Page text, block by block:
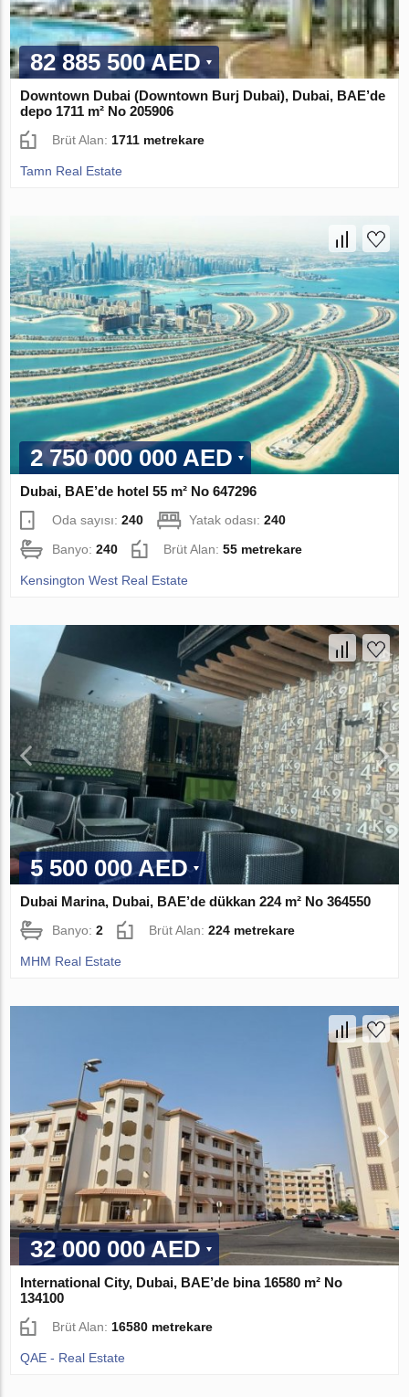
82 885 500 AED
Downtown Dubai (Downtown Burj Dubai), Dubai, BAE’de
depo 1711 m² No 205906
Brüt Alan: 1711 metrekare
Tamn Real Estate
2 750 000 000 AED
Dubai, BAE’de hotel 55 m² No 647296
Oda sayısı:240 Yatak odası:240
Banyo:240 Brüt Alan:55 metrekare
Kensington West Real Estate
5 500 000 AED
Dubai Marina, Dubai, BAE’de dükkan 224 m² No 364550
Banyo:2 Brüt Alan:224 metrekare
MHM Real Estate
32 000 000 AED
International City, Dubai, BAE’de bina 16580 m² No
134100
Brüt Alan: 16580 metrekare
QAE - Real Estate